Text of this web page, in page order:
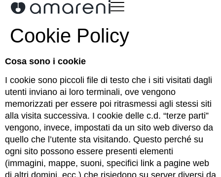
Cookie Policy
Cosa sono i cookie
I cookie sono piccoli file di testo che i siti visitati dagli
utenti inviano ai loro terminali, ove vengono
memorizzati per essere poi ritrasmessi agli stessi siti
alla visita successiva. I cookie delle c.d. “terze parti”
vengono, invece, impostati da un sito web diverso da
quello che l’utente sta visitando. Questo perché su
ogni sito possono essere presenti elementi
(immagini, mappe, suoni, specifici link a pagine web